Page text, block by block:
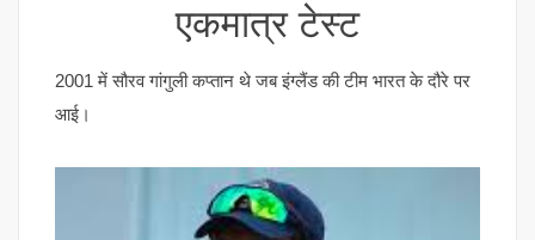
एकमात्र टेस्ट
2001 में सौरव गांगुली कप्तान थे जब इंग्लैंड की टीम भारत के दौरे पर
आई।